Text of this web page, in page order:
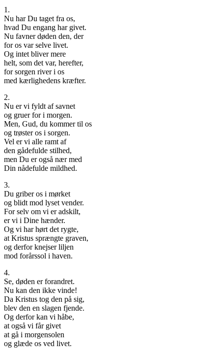
1.
Nu har Du taget fra os,
hvad Du engang har givet.
Nu favner døden den, der
for os var selve livet.
Og intet bliver mere
helt, som det var, herefter,
for sorgen river i os
med kærlighedens kræfter.
2.
Nu er vi fyldt af savnet
og gruer for i morgen.
Men, Gud, du kommer til os
og trøster os i sorgen.
Vel er vi alle ramt af
den gådefulde stilhed,
men Du er også nær med
Din nådefulde mildhed.
3.
Du griber os i mørket
og blidt mod lyset vender.
For selv om vi er adskilt,
er vi i Dine hænder.
Og vi har hørt det rygte,
at Kristus sprængte graven,
og derfor knejser liljen
mod forårssol i haven.
4.
Se, døden er forandret.
Nu kan den ikke vinde!
Da Kristus tog den på sig,
blev den en slagen fjende.
Og derfor kan vi håbe,
at også vi får givet
at gå i morgensolen
og glæde os ved livet.